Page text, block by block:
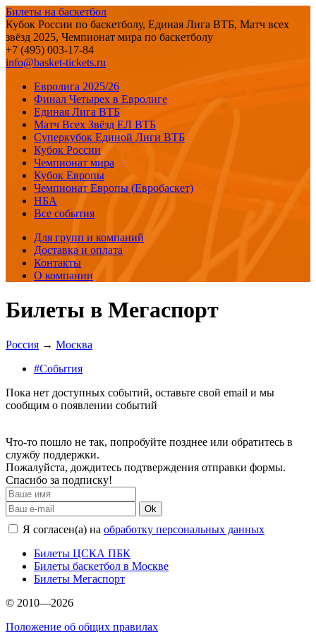
Билеты на баскетбол
Кубок России по баскетболу, Единая Лига ВТБ, Матч всех
звёзд 2025, Чемпионат мира по баскетболу
+7 (495) 003-17-84
info@basket-tickets.ru
Евролига 2025/26
Финал Четырех в Евролиге
Единая Лига ВТБ
Матч Всех Звёзд ЕЛ ВТБ
Суперкубок Единой Лиги ВТБ
Кубок России
Чемпионат мира
Кубок Европы
Чемпионат Европы (Евробаскет)
НБА
Все события
Для групп и компаний
Доставка и оплата
Контакты
О компании
Билеты в Мегаспорт
Россия → Москва
#События
Пока нет доступных событий, оставьте свой email и мы
сообщим о появлении событий
Что-то пошло не так, попробуйте позднее или обратитесь в
службу поддержки.
Пожалуйста, дождитесь подтверждения отправки формы.
Спасибо за подписку!
Ok
Я согласен(а) на обработку персональных данных
Билеты ЦСКА ПБК
Билеты баскетбол в Москве
Билеты Мегаспорт
© 2010—2026
Положение об общих правилах